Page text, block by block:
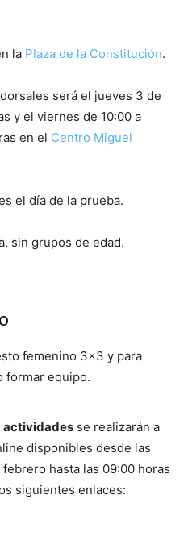
la Plaza de la Constitución.
será el jueves 3 de
y el viernes de 10:00 a
en el Centro Miguel
el día de la prueba.
sin grupos de edad.
femenino 3×3 y para
formar equipo.
actividades se realizarán a
disponibles desde las
hasta las 09:00 horas
siguientes enlaces: